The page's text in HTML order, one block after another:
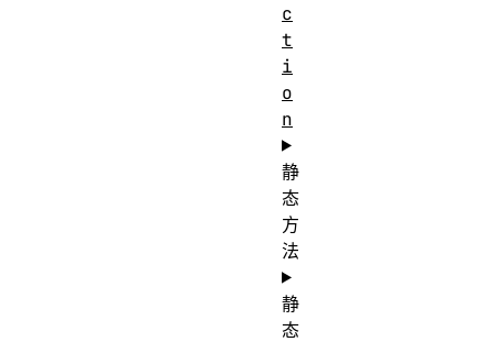
c
t
i
o
n
静
态
方
法
静
态